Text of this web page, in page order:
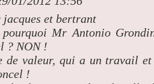
et bertrant
Mr Antonio
? NON !
de valeur, qui a un travail
!